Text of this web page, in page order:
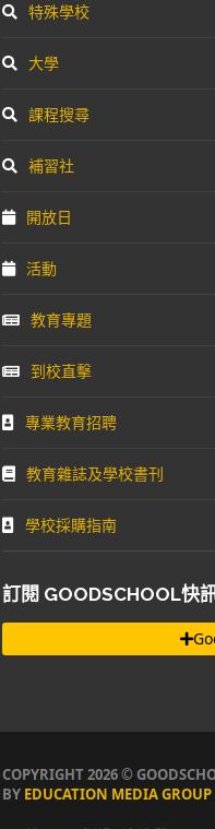
特殊學校
大學
課程搜尋
補習社
開放日
活動
教育專題
到校直擊
專業教育招聘
教育雜誌及學校書刊
學校採購指南
訂閱 GOODSCHOOL快
COPYRIGHT 2026 ©
BY EDUCATION MEDIA GROUP